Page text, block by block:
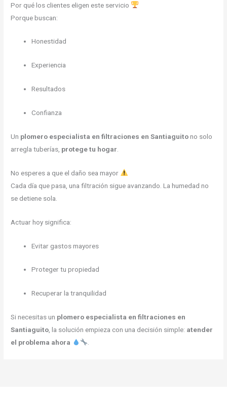
Por qué los clientes eligen este servicio
Porque buscan:
Honestidad
Experiencia
Resultados
Confianza
Un plomero especialista en filtraciones en Santiaguitono solo
arregla tuberías, protege tu hogar
No esperes a que el daño sea mayor
Cada día que pasa, una filtración sigue avanzando. La humedad no
se detiene sola.
Actuar hoy significa:
Evitar gastos mayores
Proteger tu propiedad
Recuperar la tranquilidad
Si necesitas un plomero especialista en filtraciones en
Santiaguito , la solución empieza con una decisión simple: atender
el problema ahora